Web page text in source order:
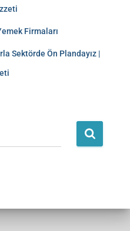
Firmaları
Sektörde Ön Plandayız |